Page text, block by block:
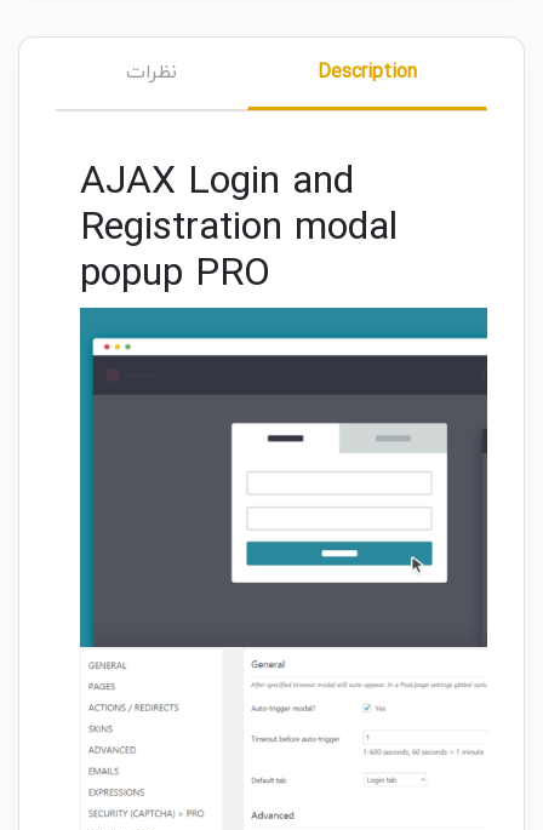
Description نظرات
AJAX Login and
Registration modal
popup PRO